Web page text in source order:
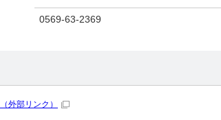
0569-63-2369
（外部リンク）